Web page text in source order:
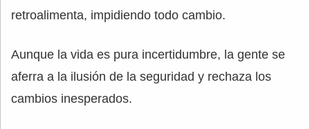
retroalimenta, impidiendo todo cambio.
Aunque la vida es pura incertidumbre, la gente se
aferra a la ilusión de la seguridad y rechaza los
cambios inesperados.